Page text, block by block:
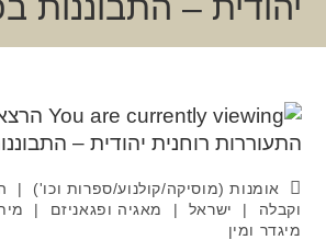
אומנות (מוסיקה/קולנוע/ספרות וכו') |
וקבלה
| ישראל | מאגיה ופגאניזם |
מיגדר ומין